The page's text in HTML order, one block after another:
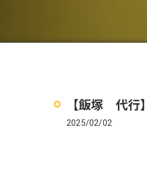
【飯塚 代行
2025/02/02